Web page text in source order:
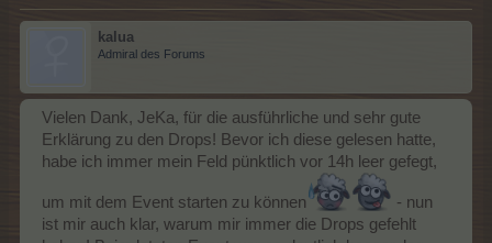
kalua
Admiral des Forums
Vielen Dank, JeKa, für die ausführliche und sehr gute
Erklärung zu den Drops! Bevor ich diese gelesen hatte,
habe ich immer mein Feld pünktlich vor 14h leer gefegt,
um mit dem Event starten zu können
- nun
ist mir auch klar, warum mir immer die Drops gefehlt